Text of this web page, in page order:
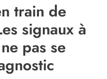
train de
signaux à
pas se